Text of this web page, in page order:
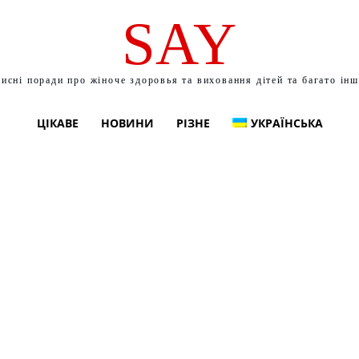
SAY
поради про жіноче здоровья та виховання дітей та багато
ЦІКАВЕ НОВИНИ РІЗНЕ УКРАЇНСЬКА